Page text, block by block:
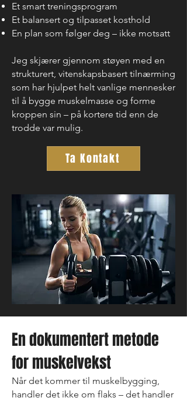
Et smart treningsprogram
Et balansert og tilpasset kosthold
En plan som følger deg – ikke motsatt
Jeg skjærer gjennom støyen med en
strukturert, vitenskapsbasert tilnærming
som har hjulpet helt vanlige mennesker
til å bygge muskelmasse og forme
kroppen sin – på kortere tid enn de
trodde var mulig.
Ta Kontakt
En dokumentert metode
for muskelvekst
Når det kommer til muskelbygging,
handler det ikke om flaks – det handler